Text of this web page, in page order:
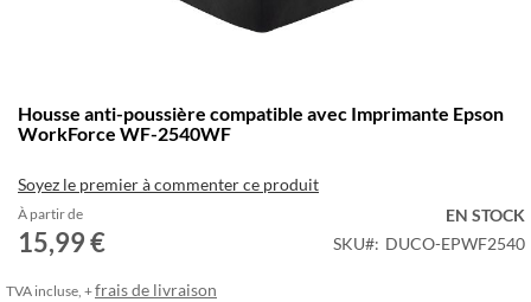
au
début
la
Galerie
d’images
Housse anti-poussière compatible avec Imprimante Epson
WorkForce WF-2540WF
Soyez le premier à commenter ce produit
À partir de
15,99 €
EN STOCK
SKU
DUCO-EPWF2540
TVA incluse, +frais de livraison